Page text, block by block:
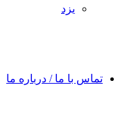
یزد
تماس با ما / درباره ما